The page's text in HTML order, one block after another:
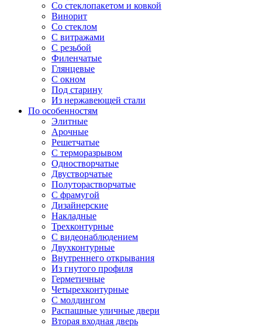
Со стеклопакетом и ковкой
Винорит
Со стеклом
С витражами
С резьбой
Филенчатые
Глянцевые
С окном
Под старину
Из нержавеющей стали
По особенностям
Элитные
Арочные
Решетчатые
С терморазрывом
Одностворчатые
Двустворчатые
Полуторастворчатые
С фрамугой
Дизайнерские
Накладные
Трехконтурные
С видеонаблюдением
Двухконтурные
Внутреннего открывания
Из гнутого профиля
Герметичные
Четырехконтурные
С молдингом
Распашные уличные двери
Вторая входная дверь